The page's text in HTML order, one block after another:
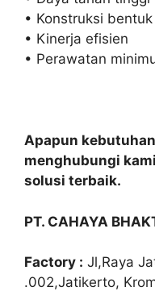
• Konstruksi
• Kinerja efisien
• Perawatan
Apapun
menghubungi
solusi terbaik.
PT. CAHAYA
Factory : Jl,Raya
.002,Jatikerto,